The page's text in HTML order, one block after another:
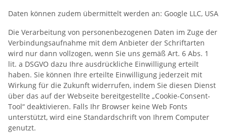
Daten können zudem übermittelt werden an: Google LLC, USA
Die Verarbeitung von personenbezogenen Daten im Zuge der
Verbindungsaufnahme mit dem Anbieter der Schriftarten
wird nur dann vollzogen, wenn Sie uns gemäß Art. 6 Abs. 1
lit. a DSGVO dazu Ihre ausdrückliche Einwilligung erteilt
haben. Sie können Ihre erteilte Einwilligung jederzeit mit
Wirkung für die Zukunft widerrufen, indem Sie diesen Dienst
über das auf der Webseite bereitgestellte „Cookie-Consent-
Tool“ deaktivieren. Falls Ihr Browser keine Web Fonts
unterstützt, wird eine Standardschrift von Ihrem Computer
genutzt.